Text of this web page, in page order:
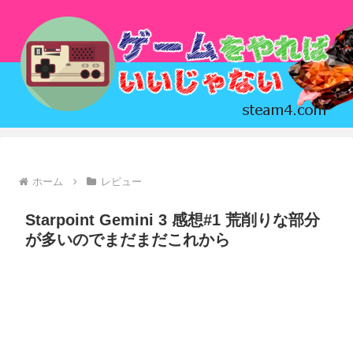
ホーム レビュー
Starpoint Gemini 3 感想#1 荒削りな部分
が多いのでまだまだこれから